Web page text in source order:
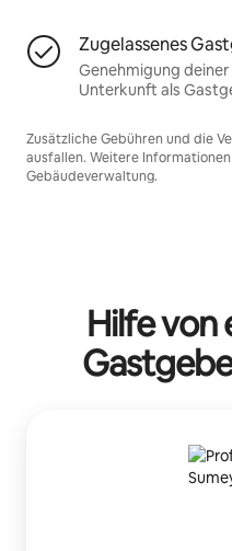
Zugelassenes
Genehmigung
Unterkunft als
Zusätzliche Gebühren und die
ausfallen. Weitere
Gebäudeverwaltung.
Hilfe von